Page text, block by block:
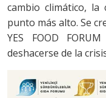
cambio climático,
punto más alto. Se
YES FOOD
deshacerse de la